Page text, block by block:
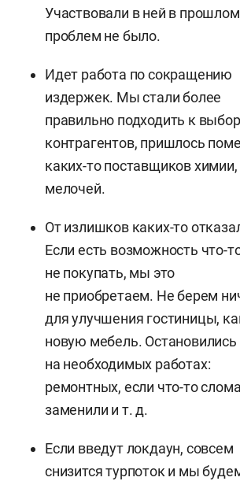
Участвовали в ней в прошлом
проблем не было.
Идет работа по сокращению
издержек. Мы стали более
правильно подходить к
контрагентов, пришлось
каких-то поставщиков химии,
мелочей.
От излишков каких-то
Если есть возможность что-
не покупать, мы это
не приобретаем. Не берем
для улучшения гостиницы,
новую мебель. Остановились
на необходимых работах:
ремонтных, если что-то
заменили и т. д.
Если введут локдаун, совсем
снизится турпоток и мы